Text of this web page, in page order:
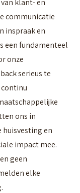
klant- en
communicatie
inspraak en
een fundamenteel
onze
serieus te
ons in
huisvesting en
impact mee.
geen
elke